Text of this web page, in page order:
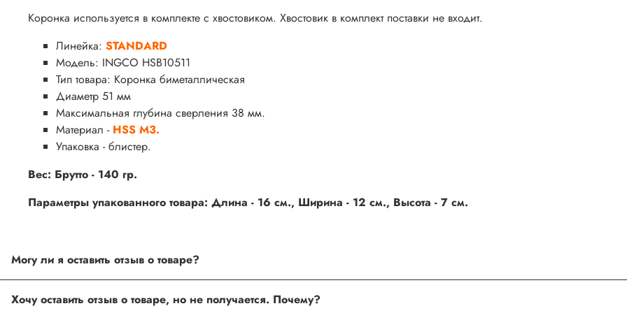
Коронка используется в комплекте с хвостовиком. Хвостовик в комплект поставки не входит.
Линейка: STANDARD
Модель: INGCO HSB10511
Тип товара: Коронка биметаллическая
Диаметр 51 мм
Максимальная глубина сверления 38 мм.
Материал - HSS M3.
Упаковка - блистер.
Вес: Брутто - 140 гр.
Параметры упакованного товара: Длина - 16 см., Ширина - 12 см., Высота - 7 см.
товарах проходят модерацию.